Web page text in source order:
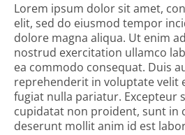
Lorem ipsum dolor sit amet,
elit, sed do eiusmod tempor
dolore magna aliqua. Ut enim
nostrud exercitation ullamco
ea commodo consequat. Duis
reprehenderit in voluptate velit
fugiat nulla pariatur. Excepteur
cupidatat non proident, sunt in
deserunt mollit anim id est